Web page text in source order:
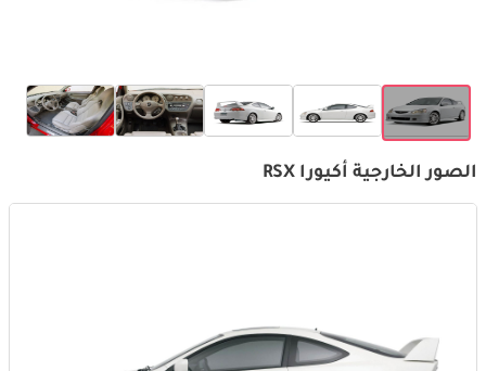
الصور الخارجية أكيورا RSX